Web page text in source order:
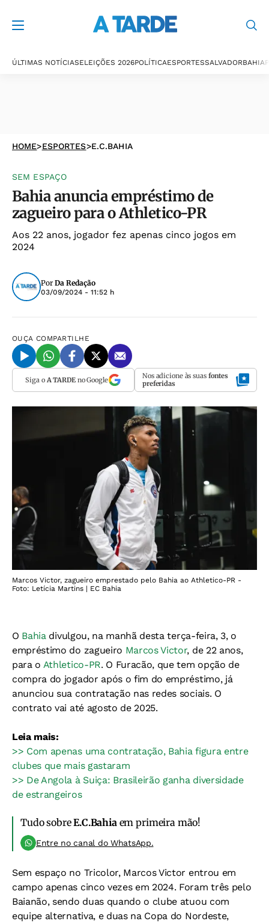
ÚLTIMAS NOTÍCIASELEIÇÕES 2026POLÍTICAESPORTESSALVADORBAHIA
HOME>ESPORTES>E.C.BAHIA
SEM ESPAÇO
Bahia anuncia empréstimo de
zagueiro para o Athletico-PR
Aos 22 anos, jogador fez apenas cinco jogos em
2024
Por Da Redação
03/09/2024 - 11:52 h
OUÇA COMPARTILHE
Siga o A TARDEno Google Nos adicione às suas fontes
preferidas
Marcos Victor, zagueiro emprestado pelo Bahia ao Athletico-PR -
Foto: Letícia Martins | EC Bahia
O Bahiadivulgou, na manhã desta terça-feira, 3, o
empréstimo do zagueiro Marcos Victor, de 22 anos,
para o Athletico-PR. O Furacão, que tem opção de
compra do jogador após o fim do empréstimo, já
anunciou sua contratação nas redes sociais. O
contrato vai até agosto de 2025.
Leia mais:
>> Com apenas uma contratação, Bahia figura entre
clubes que mais gastaram
>> De Angola à Suiça: Brasileirão ganha diversidade
de estrangeiros
Tudo sobreE.C.Bahiaem primeira mão!
Entre no canal do WhatsApp.
Sem espaço no Tricolor, Marcos Victor entrou em
campo apenas cinco vezes em 2024. Foram três pelo
Baianão, sendo duas quando o clube atuou com
equipe alternativa, e duas na Copa do Nordeste,